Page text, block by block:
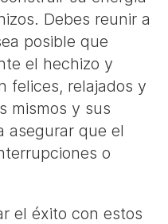
Debes reunir a
posible que
el hechizo y
felices, relajados y
mismos y sus
asegurar que el
o
el éxito con estos